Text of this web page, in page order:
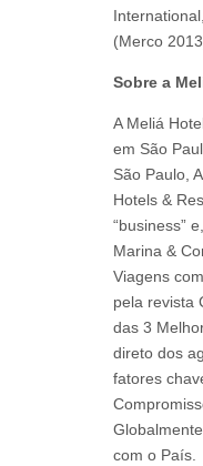
(Merco
Sobre a
A Meliá
em São
São Paulo,
Hotels &
“business”
Marina &
Viagens
pela revista
das 3
direto dos
fatores
com o País.